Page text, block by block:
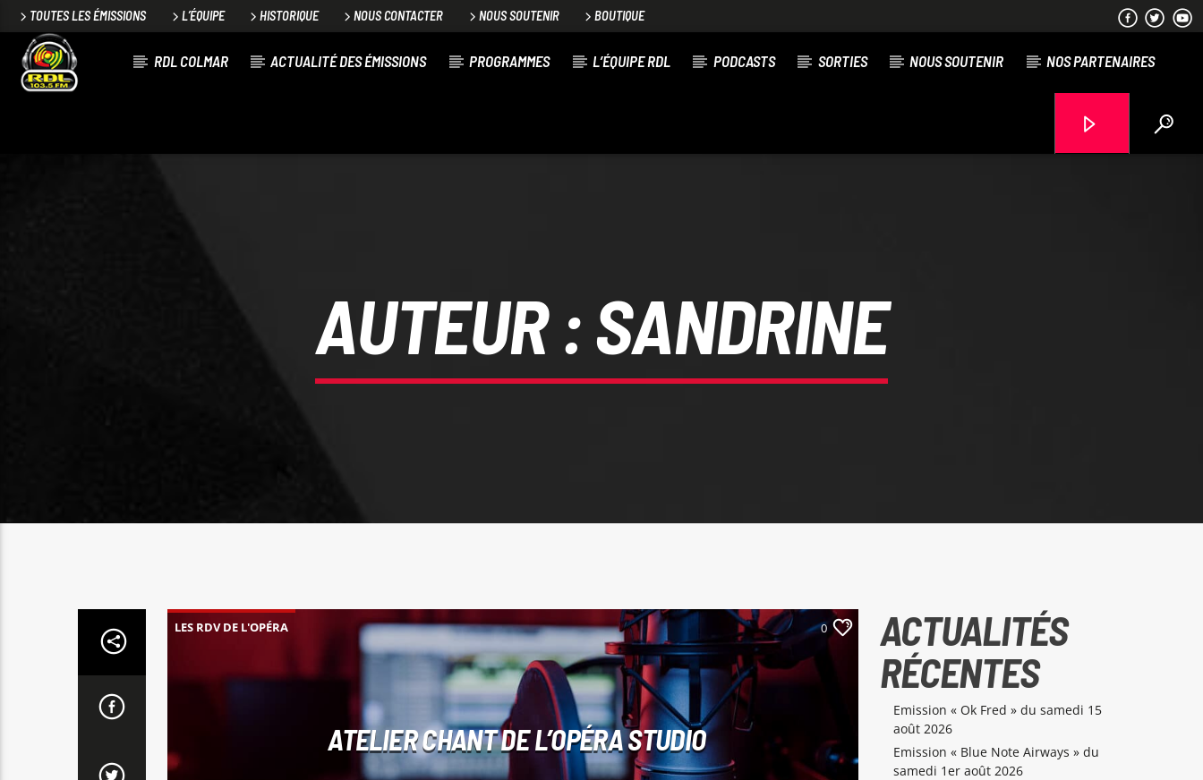
TOUTES LES ÉMISSIONS L’ÉQUIPE HISTORIQUE NOUS CONTACTER NOUS SOUTENIR BOUTIQUE
RDL COLMAR ACTUALITÉ DES ÉMISSIONS PROGRAMMES L’ÉQUIPE RDL PODCASTS SORTIES NOUS SOUTENIR NOS PARTENAIRES
AUTEUR :SANDRINE
LES RDV DE L'OPÉRA 0
ATELIER CHANT DE L’OPÉRA STUDIO
ACTUALITÉS
RÉCENTES
Emission « Ok Fred » du samedi 15
août 2026
Emission « Blue Note Airways » du
samedi 1er août 2026